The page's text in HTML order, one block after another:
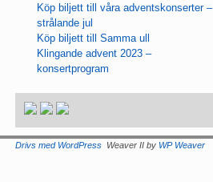
Köp biljett till våra adventskonserter –
strålande jul
Köp biljett till Samma ull
Klingande advent 2023 –
konsertprogram
Drivs med WordPress Weaver II by WP Weaver